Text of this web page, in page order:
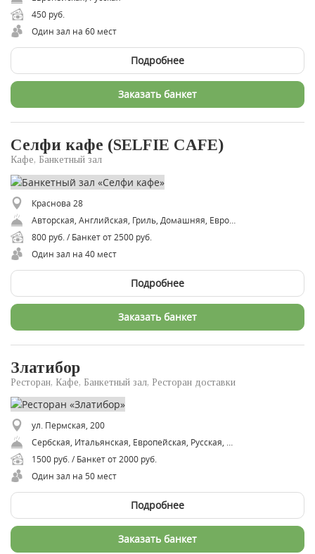
450 руб.
Один зал на 60 мест
Подробнее
Заказать банкет
Селфи кафе (SELFIE CAFE)
Кафе, Банкетный зал
Краснова 28
800 руб. / Банкет от 2500 руб.
Один зал на 40 мест
Подробнее
Заказать банкет
Златибор
Ресторан, Кафе, Банкетный зал, Ресторан доставки
ул. Пермская, 200
Сербская, Итальянская, Европейская, Русская, Восточная
1500 руб. / Банкет от 2000 руб.
Один зал на 50 мест
Подробнее
Заказать банкет